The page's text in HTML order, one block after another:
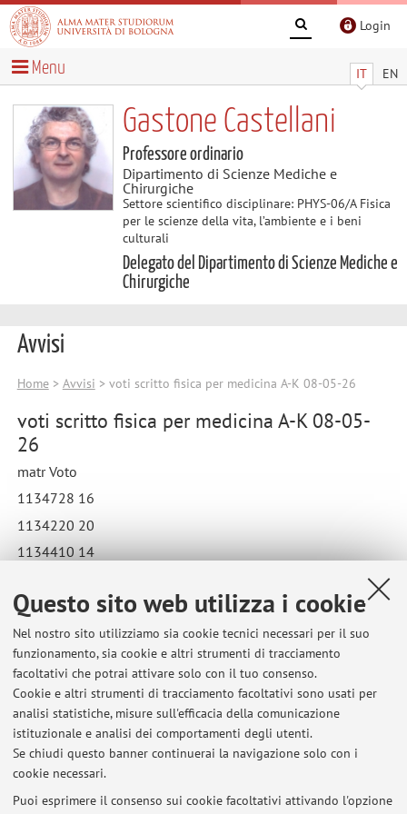
Questo sito web utilizza i cookie
Nel nostro sito utilizziamo sia cookie tecnici necessari per il suo
funzionamento, sia cookie e altri strumenti di tracciamento
facoltativi che potrai attivare solo con il tuo consenso.
Cookie e altri strumenti di tracciamento facoltativi sono usati per
analisi statistiche, misure sull'efficacia della comunicazione
istituzionale e analisi dei comportamenti degli utenti.
Se chiudi questo banner continuerai la navigazione solo con i
cookie necessari.
Puoi esprimere il consenso sui cookie facoltativi attivando l'opzione
Login
IT EN
Menu
Gastone Castellani
Professore ordinario
Dipartimento di Scienze Mediche e
Chirurgiche
Settore scientifico disciplinare: PHYS-06/A Fisica
per le scienze della vita, l’ambiente e i beni
culturali
Delegato del Dipartimento di Scienze Mediche e
Chirurgiche
Avvisi
Home> Avvisi > voti scritto fisica per medicina A-K 08-05-26
voti scritto fisica per medicina A-K 08-05-
26
matr Voto
1134728 16
1134220 20
1134410 14
Pubblicato il: 21 maggio 2026
Ultimi avvisi
voti scritto fisica per medicina A-K 24-07-26
Pubblicato il: 03 agosto 2026
risultati radioprotezione A-K 20-07-2026